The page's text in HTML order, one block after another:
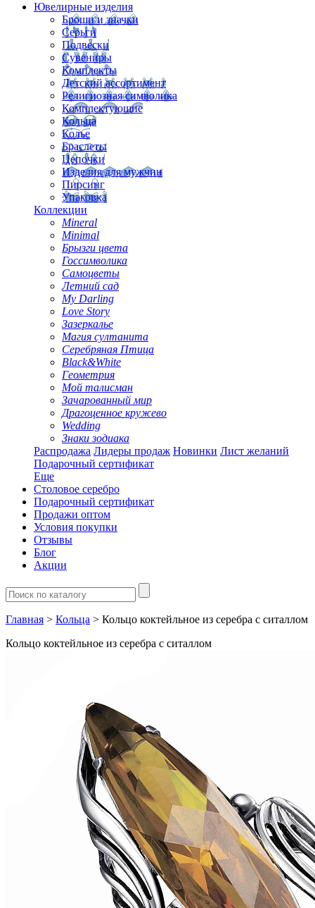
Ювелирные изделия
Броши и значки
Серьги
Подвески
Сувениры
Комплекты
Детский ассортимент
Религиозная символика
Комплектующие
Кольца
Колье
Браслеты
Цепочки
Изделия для мужчин
Пирсинг
Упаковка
Коллекции
Mineral
Minimal
Брызги цвета
Госсимволика
Самоцветы
Летний сад
My Darling
Love Story
Зазеркалье
Магия султанита
Серебряная Птица
Black&White
Геометрия
Мой талисман
Зачарованный мир
Драгоценное кружево
Wedding
Знаки зодиака
Распродажа Лидеры продаж Новинки Лист желаний
Подарочный сертификат
Еще
Столовое серебро
Подарочный сертификат
Продажи оптом
Условия покупки
Отзывы
Блог
Акции
Главная > Кольца > Кольцо коктейльное из серебра с ситаллом
Кольцо коктейльное из серебра с ситаллом